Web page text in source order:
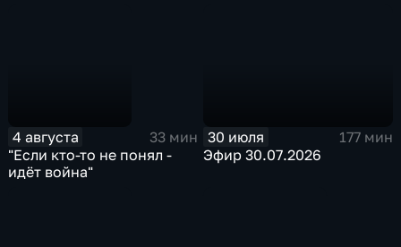
4 августа
33 мин
"Если кто-то не понял -
идёт война"
30 июля
177 мин
Эфир 30.07.2026